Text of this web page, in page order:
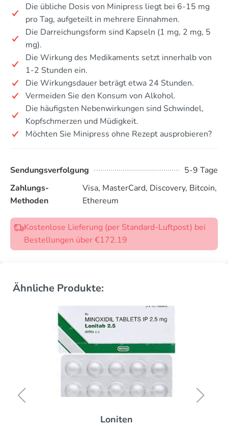
Die übliche Dosis von Minipress liegt bei 6-15 mg
pro Tag, aufgeteilt in mehrere Einnahmen.
Die Darreichungsform sind Kapseln (1 mg, 2 mg, 5
mg).
Die Wirkung des Medikaments setzt innerhalb von
1-2 Stunden ein.
Die Wirkungsdauer beträgt etwa 24 Stunden.
Vermeiden Sie den Konsum von Alkohol.
Die häufigsten Nebenwirkungen sind Schwindel,
Kopfschmerzen und Müdigkeit.
Möchten Sie Minipress ohne Rezept ausprobieren?
Sendungsverfolgung
5-9 Tage
Zahlungs-
Methoden
Visa, MasterCard, Discovery, Bitcoin,
Ethereum
Kostenlose Lieferung (per Standard-Luftpost) bei
Bestellungen über €172.19
Ähnliche Produkte:
Loniten